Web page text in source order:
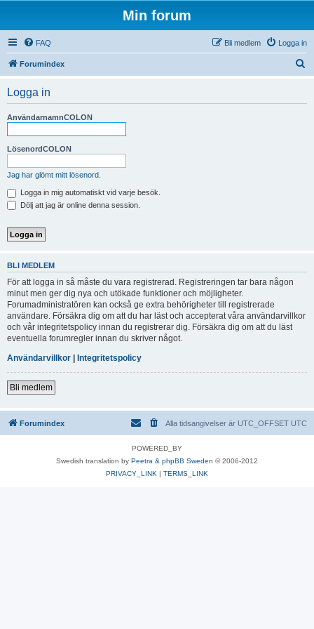
Min forum
FAQ Logga in
Bli medlem
Forumindex
Logga in
AnvändarnamnCOLON
LösenordCOLON
Jag har glömt mitt lösenord.
Logga in mig automatiskt vid varje besök.
Dölj att jag är online denna session.
BLI MEDLEM
För att logga in så måste du vara registrerad. Registreringen tar bara någon
minut men ger dig nya och utökade funktioner och möjligheter.
Forumadministratören kan också ge extra behörigheter till registrerade
användare. Försäkra dig om att du har läst och accepterat våra användarvillkor
och vår integritetspolicy innan du registrerar dig. Försäkra dig om att du läst
eventuella forumregler innan du skriver något.
Användarvillkor | Integritetspolicy
Bli medlem
Forumindex Alla tidsangivelser är UTC_OFFSET UTC
POWERED_BY
Swedish translation by Peetra & phpBB Sweden © 2006-2012
PRIVACY_LINK | TERMS_LINK